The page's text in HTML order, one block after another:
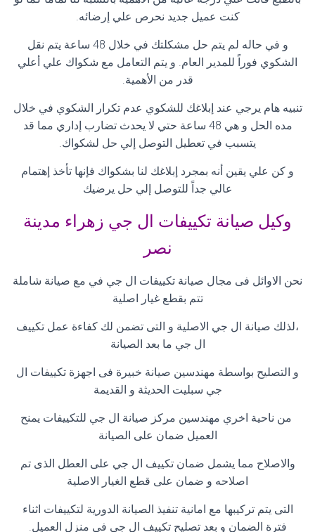
كنت عميل جديد نحرص علي إرضائه.
و في حاله لم يتم حل مشكلتك في خلال 48 ساعة يتم نقل
الشكوي فوراً للمدير العام. و يتم التعامل مع شكواك علي أعلي
قدر من الأهمية.
تنبيه هام يرجي عند إبلاغك للشكوي عدم تكرار الشكوي في خلال
مده الحل و هي 48 ساعة حتي لا يحدث تضارب إداري مما قد
يتسبب في تعطيل التوصل إلي حل لشكواك.
و كن علي يقين أنه بمجرد إبلاغك لنا بشكواك فإنها تأخذ إهتمام
عالي جداً للتوصل إلي حل يرضيك
وكيل صيانة تكييفات ال جي زهراء مدينة
نصر
نحن الاوائل فى مجال صيانة تكييفات ال جي في مع صيانة شاملة
تتم بقطع غيار اصلية
،لذلك صيانة ال جي الاصلية و التى تضمن لك كفاءة عمل تكييف
ال جي ما بعد الصيانة
و التصليح بواسطة مهندسين صيانة خبيرة فى اجهزة تكييفات ال
جي سبليت الحديثة و القديمة
من ناحية اخري مهندسين مركز صيانة ال جي للتكييفات يمنح
العميل ضمان على الصيانة
والاصلاح مما يشمل ضمان تكييف ال جي على العطل الذى تم
اصلاحه و ضمان على قطع الغيار الاصلية
التى يتم تركيبها مع امانية تنفيذ الصيانة الدورية لتكييفات اثناء
فترة الضمان و بعد تصليح تكييف ال جي فى منزل العميل.